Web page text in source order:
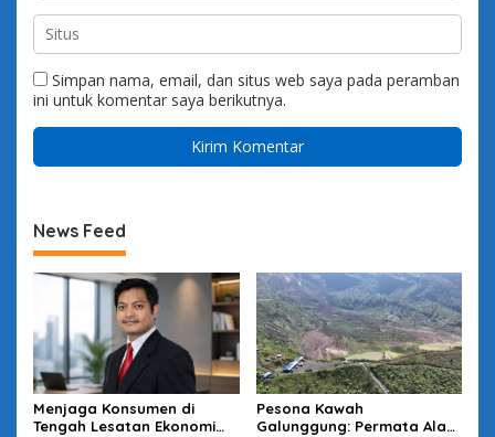
Simpan nama, email, dan situs web saya pada peramban
ini untuk komentar saya berikutnya.
News Feed
Menjaga Konsumen di
Tengah Lesatan Ekonomi
Pesona Kawah
Galunggung: Permata Alam